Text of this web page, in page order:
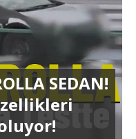
SEDAN!